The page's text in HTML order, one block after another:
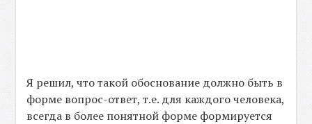
Я решил, что такой обоснование должно быть в
форме вопрос-ответ, т.е. для каждого человека,
всегда в более понятной форме формируется